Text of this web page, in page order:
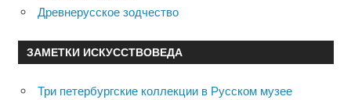
Древнерусское зодчество
ЗАМЕТКИ ИСКУССТВОВЕДА
Три петербургские коллекции в Русском музее